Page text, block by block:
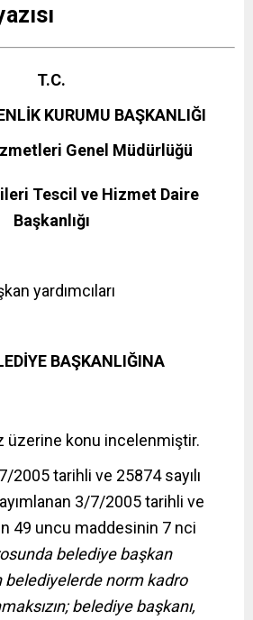
T.C.
KURUMU BAŞKANLIĞI
Genel Müdürlüğü
Tescil ve Hizmet Daire
Başkanlığı
yardımcıları
BAŞKANLIĞINA
üzerine konu incelenmiştir.
2005 tarihli ve 25874 sayılı
3/7/2005 tarihli ve
49 uncu maddesinin 7 nci
belediye başkan
belediyelerde norm kadro
belediye başkanı,